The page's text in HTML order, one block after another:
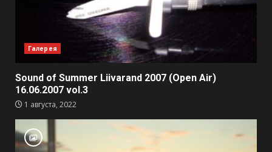
Галерея
Sound of Summer Liivarand 2007 (Open Air)
16.06.2007 vol.3
1 августа, 2022